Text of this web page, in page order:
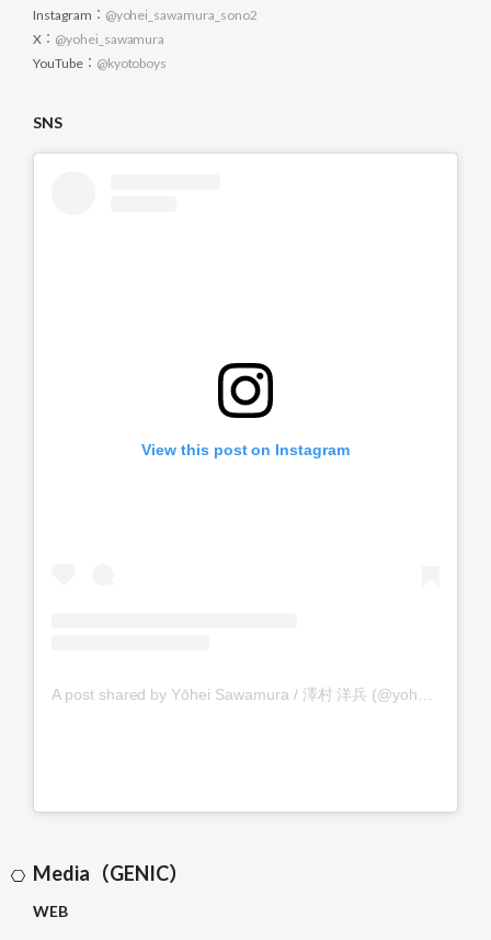
Instagram： @yohei_sawamura_sono2
X： @yohei_sawamura
YouTube： @kyotoboys
SNS
View this post on Instagram
Media（GENIC）
WEB